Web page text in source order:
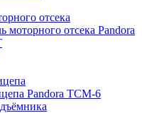
отсека
моторного отсека Pandora
Pandora TCM-6